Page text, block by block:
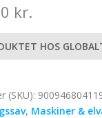
kr.
HOS
(SKU):
, Maskiner &